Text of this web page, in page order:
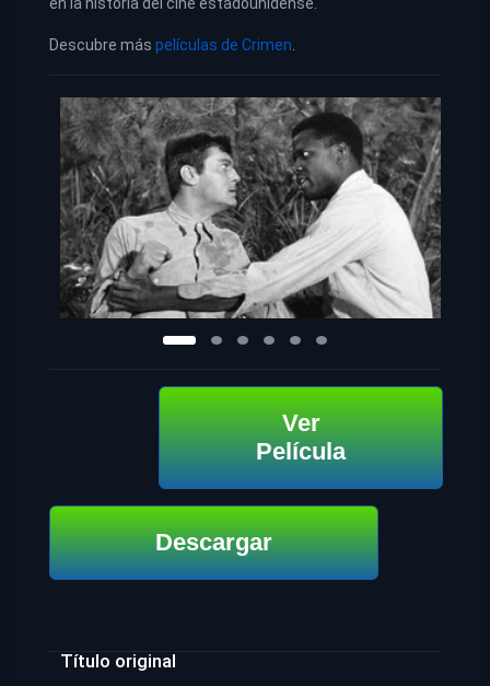
Descubre más películas de Crimen
Ver
Película
Descargar
Título original